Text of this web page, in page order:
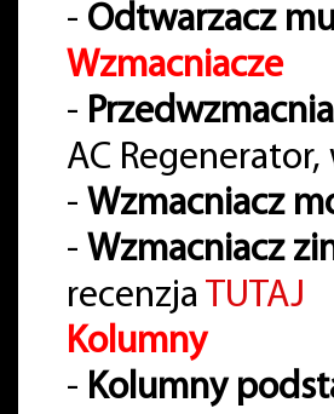
- Odtwarzacz
Wzmacniacze
-
AC
- Wzmacniacz
- Wzmacniacz
recenzja TUTAJ
Kolumny
- Kolumny